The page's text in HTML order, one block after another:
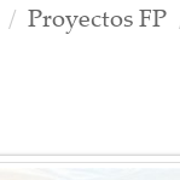
Proyectos FP